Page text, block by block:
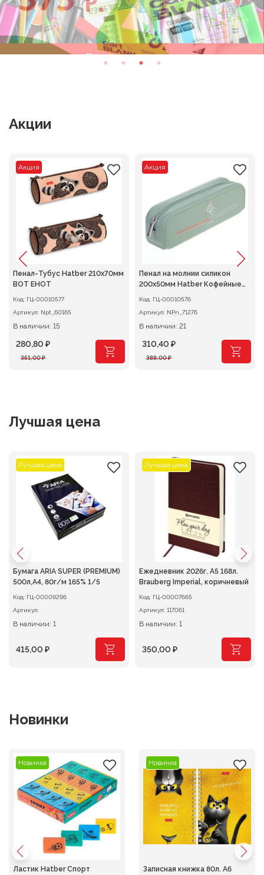
Акции
Акция
Пенал-Тубус Hatber 210х70мм
ВОТ ЕНОТ
Код: ГЦ-00010577
Артикул: Npt_60165
В наличии: 15
351,00₽
Первоначальная
280,80 ₽
Текущая
Акция
Пенал на молнии силикон
200х50мм Hatber Кофейные
Код: ГЦ-00010576
Артикул: NPn_71276
В наличии: 21
388,00₽
Первоначальная
310,40 ₽
Текущая
Лучшая цена
Лучшая цена
Бумага ARIA SUPER (PREMIUM)
500л,A4, 80г/м 165% 1/5
Код: ГЦ-00009296
Артикул:
В наличии: 1
415,00 ₽
Лучшая цена
Ежедневник 2026г. А5 168л.
Brauberg Imperial, коричневый
Код: ГЦ-00007665
Артикул: 117061
В наличии: 1
350,00 ₽
Новинки
Новинка
Ластик Hatber Спорт
Новинка
Записная книжка 80л. А6